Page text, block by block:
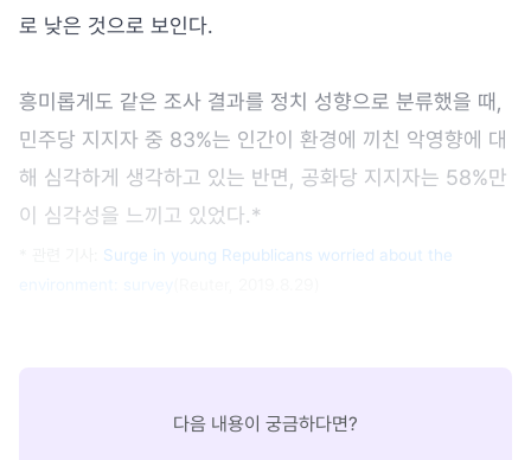
로 낮은 것으로 보인다.
흥미롭게도 같은 조사 결과를 정치 성향으로 분류했을 때,
민주당 지지자 중 83%는 인간이 환경에 끼친 악영향에 대
해 심각하게 생각하고 있는 반면, 공화당 지지자는 58%만
이 심각성을 느끼고 있었다.*
Surge in young Republicans worried about the
다음 내용이 궁금하다면?